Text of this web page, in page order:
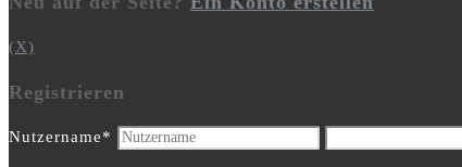
(X)
Registrieren
Nutzername*